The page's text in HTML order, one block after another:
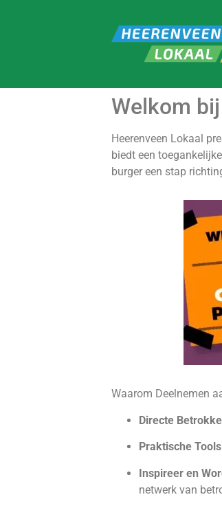
Welkom
Heerenveen Lokaal
biedt een
burger een stap
Waarom Deelnemen
Directe
Praktische
Inspireer en
netwerk van